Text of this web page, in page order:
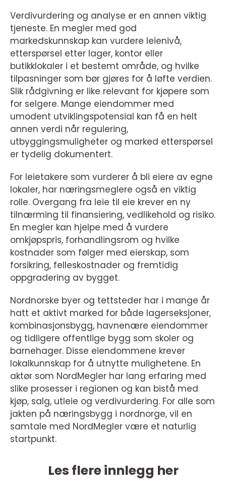
Verdivurdering og analyse er en annen viktig
tjeneste. En megler med god
markedskunnskap kan vurdere leienivå,
etterspørsel etter lager, kontor eller
butikklokaler i et bestemt område, og hvilke
tilpasninger som bør gjøres for å løfte verdien.
Slik rådgivning er like relevant for kjøpere som
for selgere. Mange eiendommer med
umodent utviklingspotensial kan få en helt
annen verdi når regulering,
utbyggingsmuligheter og marked etterspørsel
er tydelig dokumentert.
For leietakere som vurderer å bli eiere av egne
lokaler, har næringsmeglere også en viktig
rolle. Overgang fra leie til eie krever en ny
tilnærming til finansiering, vedlikehold og risiko.
En megler kan hjelpe med å vurdere
omkjøpspris, forhandlingsrom og hvilke
kostnader som følger med eierskap, som
forsikring, felleskostnader og fremtidig
oppgradering av bygget.
Nordnorske byer og tettsteder har i mange år
hatt et aktivt marked for både lagerseksjoner,
kombinasjonsbygg, havnenære eiendommer
og tidligere offentlige bygg som skoler og
barnehager. Disse eiendommene krever
lokalkunnskap for å utnytte mulighetene. En
aktør som NordMegler har lang erfaring med
slike prosesser i regionen og kan bistå med
kjøp, salg, utleie og verdivurdering. For alle som
jakten på næringsbygg i nordnorge, vil en
samtale med NordMegler være et naturlig
startpunkt.
Les flere innlegg her